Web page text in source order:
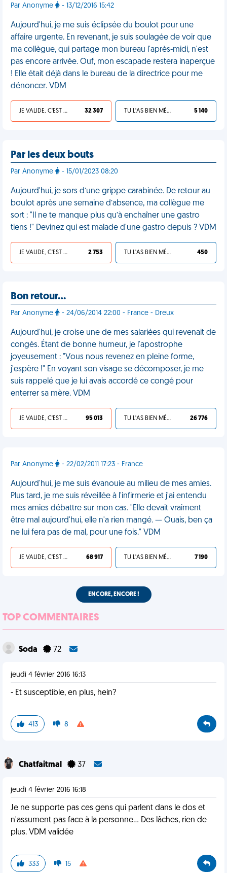
Par Anonyme - 13/12/2016 15:42
Aujourd'hui, je me suis éclipsée du boulot pour une
affaire urgente. En revenant, je suis soulagée de voir que
ma collègue, qui partage mon bureau l'après-midi, n'est
pas encore arrivée. Ouf, mon escapade restera inaperçue
! Elle était déjà dans le bureau de la directrice pour me
dénoncer. VDM
JE VALIDE, C'EST UNE VDM 32 307 TU L'AS BIEN MÉRITÉ 5 140
Par les deux bouts
Par Anonyme - 15/01/2023 08:20
Aujourd'hui, je sors d’une grippe carabinée. De retour au
boulot après une semaine d’absence, ma collègue me
sort : "Il ne te manque plus qu’à enchaîner une gastro
tiens !" Devinez qui est malade d'une gastro depuis ? VDM
JE VALIDE, C'EST UNE VDM 2 753 TU L'AS BIEN MÉRITÉ 450
Bon retour…
Par Anonyme - 24/06/2014 22:00 - France - Dreux
Aujourd'hui, je croise une de mes salariées qui revenait de
congés. Étant de bonne humeur, je l'apostrophe
joyeusement : "Vous nous revenez en pleine forme,
j'espère !" En voyant son visage se décomposer, je me
suis rappelé que je lui avais accordé ce congé pour
enterrer sa mère. VDM
JE VALIDE, C'EST UNE VDM 95 013 TU L'AS BIEN MÉRITÉ 26 776
Par Anonyme - 22/02/2011 17:23 - France
Aujourd'hui, je me suis évanouie au milieu de mes amies.
Plus tard, je me suis réveillée à l'infirmerie et j'ai entendu
mes amies débattre sur mon cas. "Elle devait vraiment
être mal aujourd'hui, elle n'a rien mangé. — Ouais, ben ça
ne lui fera pas de mal, pour une fois." VDM
JE VALIDE, C'EST UNE VDM 68 917 TU L'AS BIEN MÉRITÉ 7 190
ENCORE, ENCORE !
TOP COMMENTAIRES
Soda 72
jeudi 4 février 2016 16:13
- Et susceptible, en plus, hein?
413 8
Chatfaitmal 37
jeudi 4 février 2016 16:18
Je ne supporte pas ces gens qui parlent dans le dos et
n'assument pas face à la personne... Des lâches, rien de
plus. VDM validée
333 15